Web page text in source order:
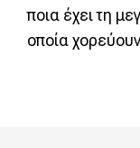
ποια έχει τη
οποία